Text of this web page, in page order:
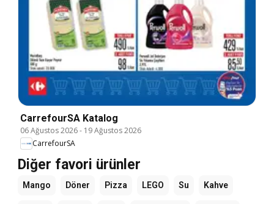
CarrefourSA Katalog
06 Ağustos 2026- 19 Ağustos 2026
CarrefourSA
Diğer favori ürünler
Mango Döner Pizza LEGO Su Kahve